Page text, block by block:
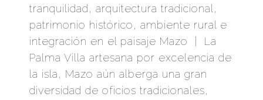
tranquilidad, arquitectura tradicional,
patrimonio histórico, ambiente rural e
integración en el paisaje Mazo | La
Palma Villa artesana por excelencia de
la isla, Mazo aún alberga una gran
diversidad de oficios tradicionales,